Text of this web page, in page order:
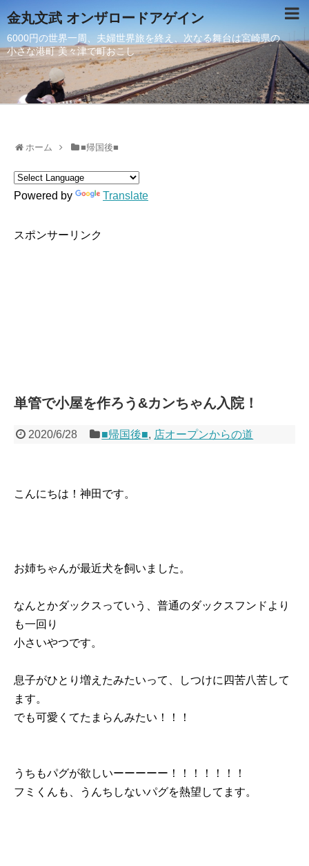
金丸文武 オンザロードアゲイン
6000円の世界一周、夫婦世界旅を終え、次なる舞台は宮崎県の
小さな港町 美々津で町おこし
ホーム ■帰国後■
Powered by Translate
スポンサーリンク
単管で小屋を作ろう&カンちゃん入院！
2020/6/28 ■帰国後■, 店オープンからの道
こんにちは！神田です。
お姉ちゃんが最近犬を飼いました。
なんとかダックスっていう、普通のダックスフンドより
も一回り
小さいやつです。
息子がひとり増えたみたいって、しつけに四苦八苦して
ます。
でも可愛くてたまらんみたい！！！
うちもパグが欲しいーーーーー！！！！！！！
フミくんも、うんちしないパグを熱望してます。